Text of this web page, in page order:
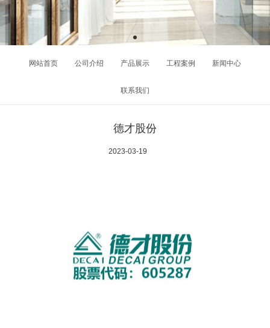
网站首页 公司介绍 产品展示 工程案例 新闻中心
联系我们
德才股份
2023-03-19